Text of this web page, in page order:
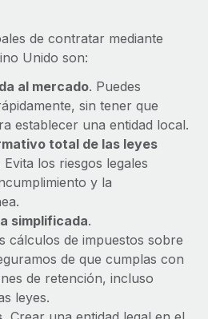
de contratar mediante
Unido son:
al mercado. Puedes
sin tener que
establecer una entidad local.
total de las leyes
Evita los riesgos legales
y la
simplificada.
cálculos de impuestos sobre
de que cumplas con
de retención, incluso
leyes.